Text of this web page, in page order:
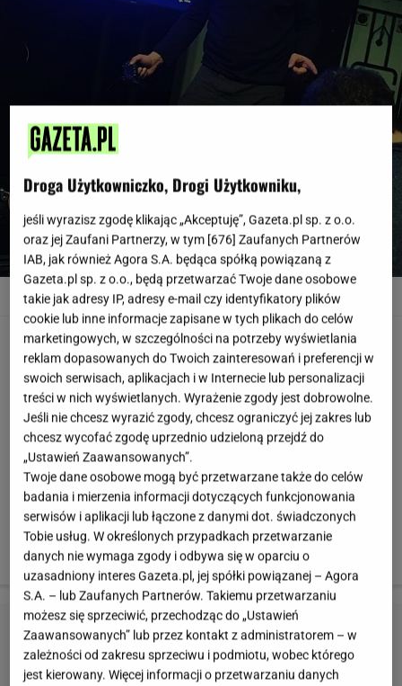
Po dodatkowych kilogramach nie ma już śladu
www.instagram.com/tomus_ze_wsi
Tomasz Karolak to znany aktor z wielu filmów i
seriali
Ciężko nie znać Tomasza Karolaka, bo to właśnie on
dostaje główne role w wielu komediowych filmach w
Polsce. Z pewnością każdy z nas zna go z takich filmów
jak "Listy do M", czy serialu "Rodzinka.pl". Przez wiele lat
Tomasz Karolak kojarzony był z tego, że swoja
sylwetką przypominał raczej misia, jednak po jego
dawnym brzuszku nie ma już śladu.
Droga Użytkowniczko, Drogi Użytkowniku,
jeśli wyrazisz zgodę klikając „Akceptuję”, Gazeta.pl sp. z o.o.
oraz jej Zaufani Partnerzy, w tym [676] Zaufanych Partnerów
IAB, jak również Agora S.A. będąca spółką powiązaną z
Gazeta.pl sp. z o.o., będą przetwarzać Twoje dane osobowe
takie jak adresy IP, adresy e-mail czy identyfikatory plików
cookie lub inne informacje zapisane w tych plikach do celów
marketingowych, w szczególności na potrzeby wyświetlania
reklam dopasowanych do Twoich zainteresowań i preferencji w
swoich serwisach, aplikacjach i w Internecie lub personalizacji
treści w nich wyświetlanych. Wyrażenie zgody jest dobrowolne.
Jeśli nie chcesz wyrazić zgody, chcesz ograniczyć jej zakres lub
chcesz wycofać zgodę uprzednio udzieloną przejdź do
„Ustawień Zaawansowanych”.
Twoje dane osobowe mogą być przetwarzane także do celów
badania i mierzenia informacji dotyczących funkcjonowania
serwisów i aplikacji lub łączone z danymi dot. świadczonych
Tobie usług. W określonych przypadkach przetwarzanie
danych nie wymaga zgody i odbywa się w oparciu o
uzasadniony interes Gazeta.pl, jej spółki powiązanej – Agora
S.A. – lub Zaufanych Partnerów. Takiemu przetwarzaniu
możesz się sprzeciwić, przechodząc do „Ustawień
Zaawansowanych” lub przez kontakt z administratorem – w
zależności od zakresu sprzeciwu i podmiotu, wobec którego
jest kierowany. Więcej informacji o przetwarzaniu danych